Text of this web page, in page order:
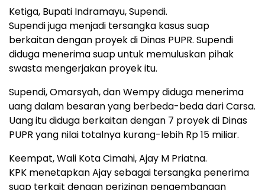
Ketiga, Bupati Indramayu, Supendi.
Supendi juga menjadi tersangka kasus suap
berkaitan dengan proyek di Dinas PUPR. Supendi
diduga menerima suap untuk memuluskan pihak
swasta mengerjakan proyek itu.
Supendi, Omarsyah, dan Wempy diduga menerima
uang dalam besaran yang berbeda-beda dari Carsa.
Uang itu diduga berkaitan dengan 7 proyek di Dinas
PUPR yang nilai totalnya kurang-lebih Rp 15 miliar.
Keempat, Wali Kota Cimahi, Ajay M Priatna.
KPK menetapkan Ajay sebagai tersangka penerima
suap terkait dengan perizinan pengembangan